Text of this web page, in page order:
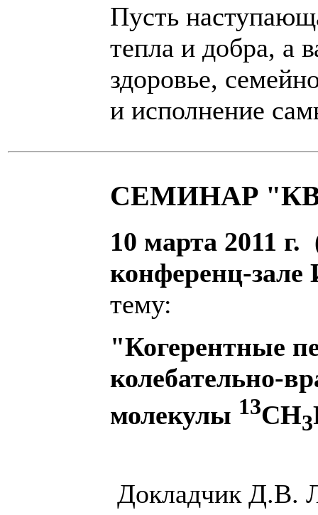
Пусть
тепла и добра, а
здоровье,
и исполнение
СЕМИНАР
10 марта 2011
конференц-
тему:
"Когерентные
колебательно-
молекулы 13CH3
Докладчик Д.В.